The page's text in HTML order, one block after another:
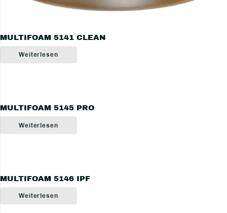
MULTIFOAM 5141 CLEAN
Weiterlesen
MULTIFOAM 5145 PRO
Weiterlesen
MULTIFOAM 5146 IPF
Weiterlesen